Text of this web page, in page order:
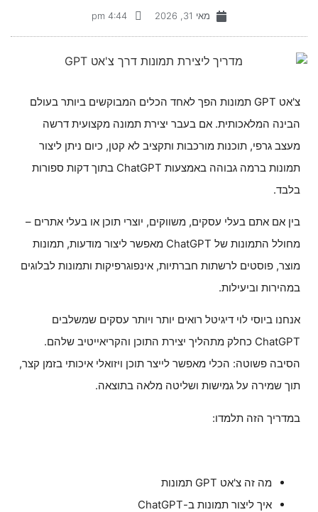
לאפס
האפשרויות
cached
מאי 31, 2026 4:44 pm
צ'אט GPT תמונות הפך לאחד הכלים המבוקשים ביותר בעולם
הבינה המלאכותית. אם בעבר יצירת תמונה מקצועית דרשה
מעצב גרפי, תוכנות מורכבות ותקציב לא קטן, כיום ניתן ליצור
תמונות ברמה גבוהה באמצעות ChatGPT בתוך דקות ספורות
בלבד.
בין אם אתם בעלי עסקים, משווקים, יוצרי תוכן או בעלי אתרים –
מחולל התמונות של ChatGPT מאפשר ליצור מודעות, תמונות
מוצר, פוסטים לרשתות חברתיות, אינפוגרפיקות ותמונות לבלוגים
במהירות וביעילות.
אנחנו ביוסי לוי דיגיטל רואים יותר ויותר עסקים שמשלבים
ChatGPT כחלק מתהליך יצירת התוכן והקריאייטיב שלהם.
הסיבה פשוטה: הכלי מאפשר לייצר תוכן ויזואלי איכותי בזמן קצר,
תוך שמירה על גמישות ושליטה מלאה בתוצאה.
במדריך הזה תלמדו:
מה זה צ'אט GPT תמונות
איך ליצור תמונות ב-ChatGPT